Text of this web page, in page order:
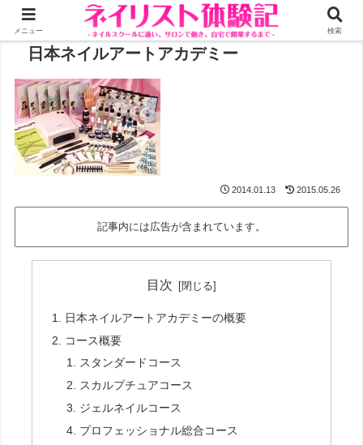
日本ネイルアートアカデミー
2014.01.13 2015.05.26
記事内には広告が含まれています。
目次
日本ネイルアートアカデミーの概要
コース概要
スタンダードコース
スカルプチュアコース
ジェルネイルコース
プロフェッショナル総合コース
メニュー 検索